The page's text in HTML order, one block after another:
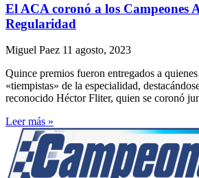
El ACA coronó a los Campeones
Regularidad
Miguel Paez 11 agosto, 2023
Quince premios fueron entregados a
«tiempistas» de la especialidad,
reconocido Héctor Fliter, quien se coronó
Leer más »